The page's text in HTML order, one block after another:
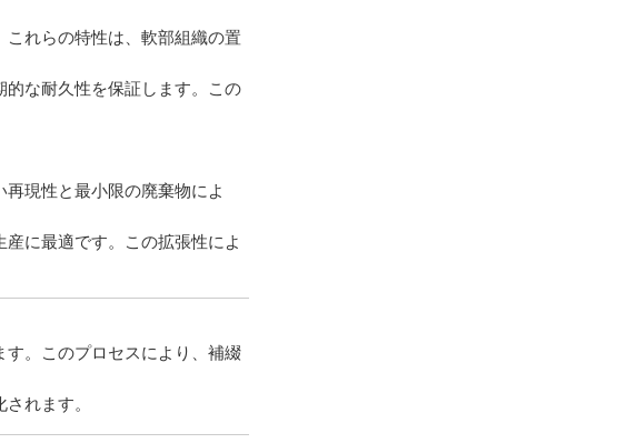
れらの特性は、軟部組織の置
な耐久性を保証します。この
現性と最小限の廃棄物によ
に最適です。この拡張性によ
。このプロセスにより、補綴
れます。